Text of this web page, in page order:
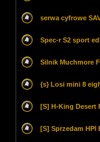
serwa cyfrowe
Spec-r S2 sport
Silnik Muchmore
{s} Losi mini 8
[S] H-King Desert
[S] Sprzedam HPI